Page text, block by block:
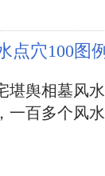
点穴100图
堪舆相墓风
一百多个风